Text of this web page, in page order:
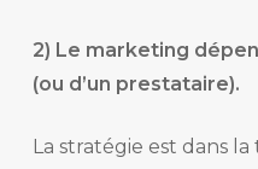
2) Le marketing
(ou d’un prestataire).
La stratégie est dans